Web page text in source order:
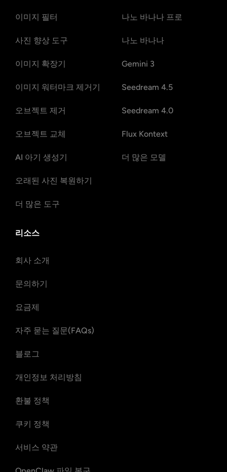
이미지 필터
사진 향상 도구
이미지 확장기
이미지 워터마크 제거기
오브젝트 제거
오브젝트 교체
AI 아기 생성기
오래된 사진 복원하기
더 많은 도구
나노 바나나 프로
나노 바나나
Gemini 3
Seedream 4.5
Seedream 4.0
Flux Kontext
더 많은 모델
리소스
회사 소개
문의하기
요금제
자주 묻는 질문(FAQs)
블로그
개인정보 처리방침
환불 정책
쿠키 정책
서비스 약관